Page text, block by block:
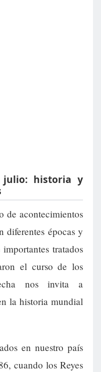
julio: historia y
de acontecimientos
diferentes épocas y
tratados
el curso de los
nos invita a
la historia mundial
en nuestro país
cuando los Reyes